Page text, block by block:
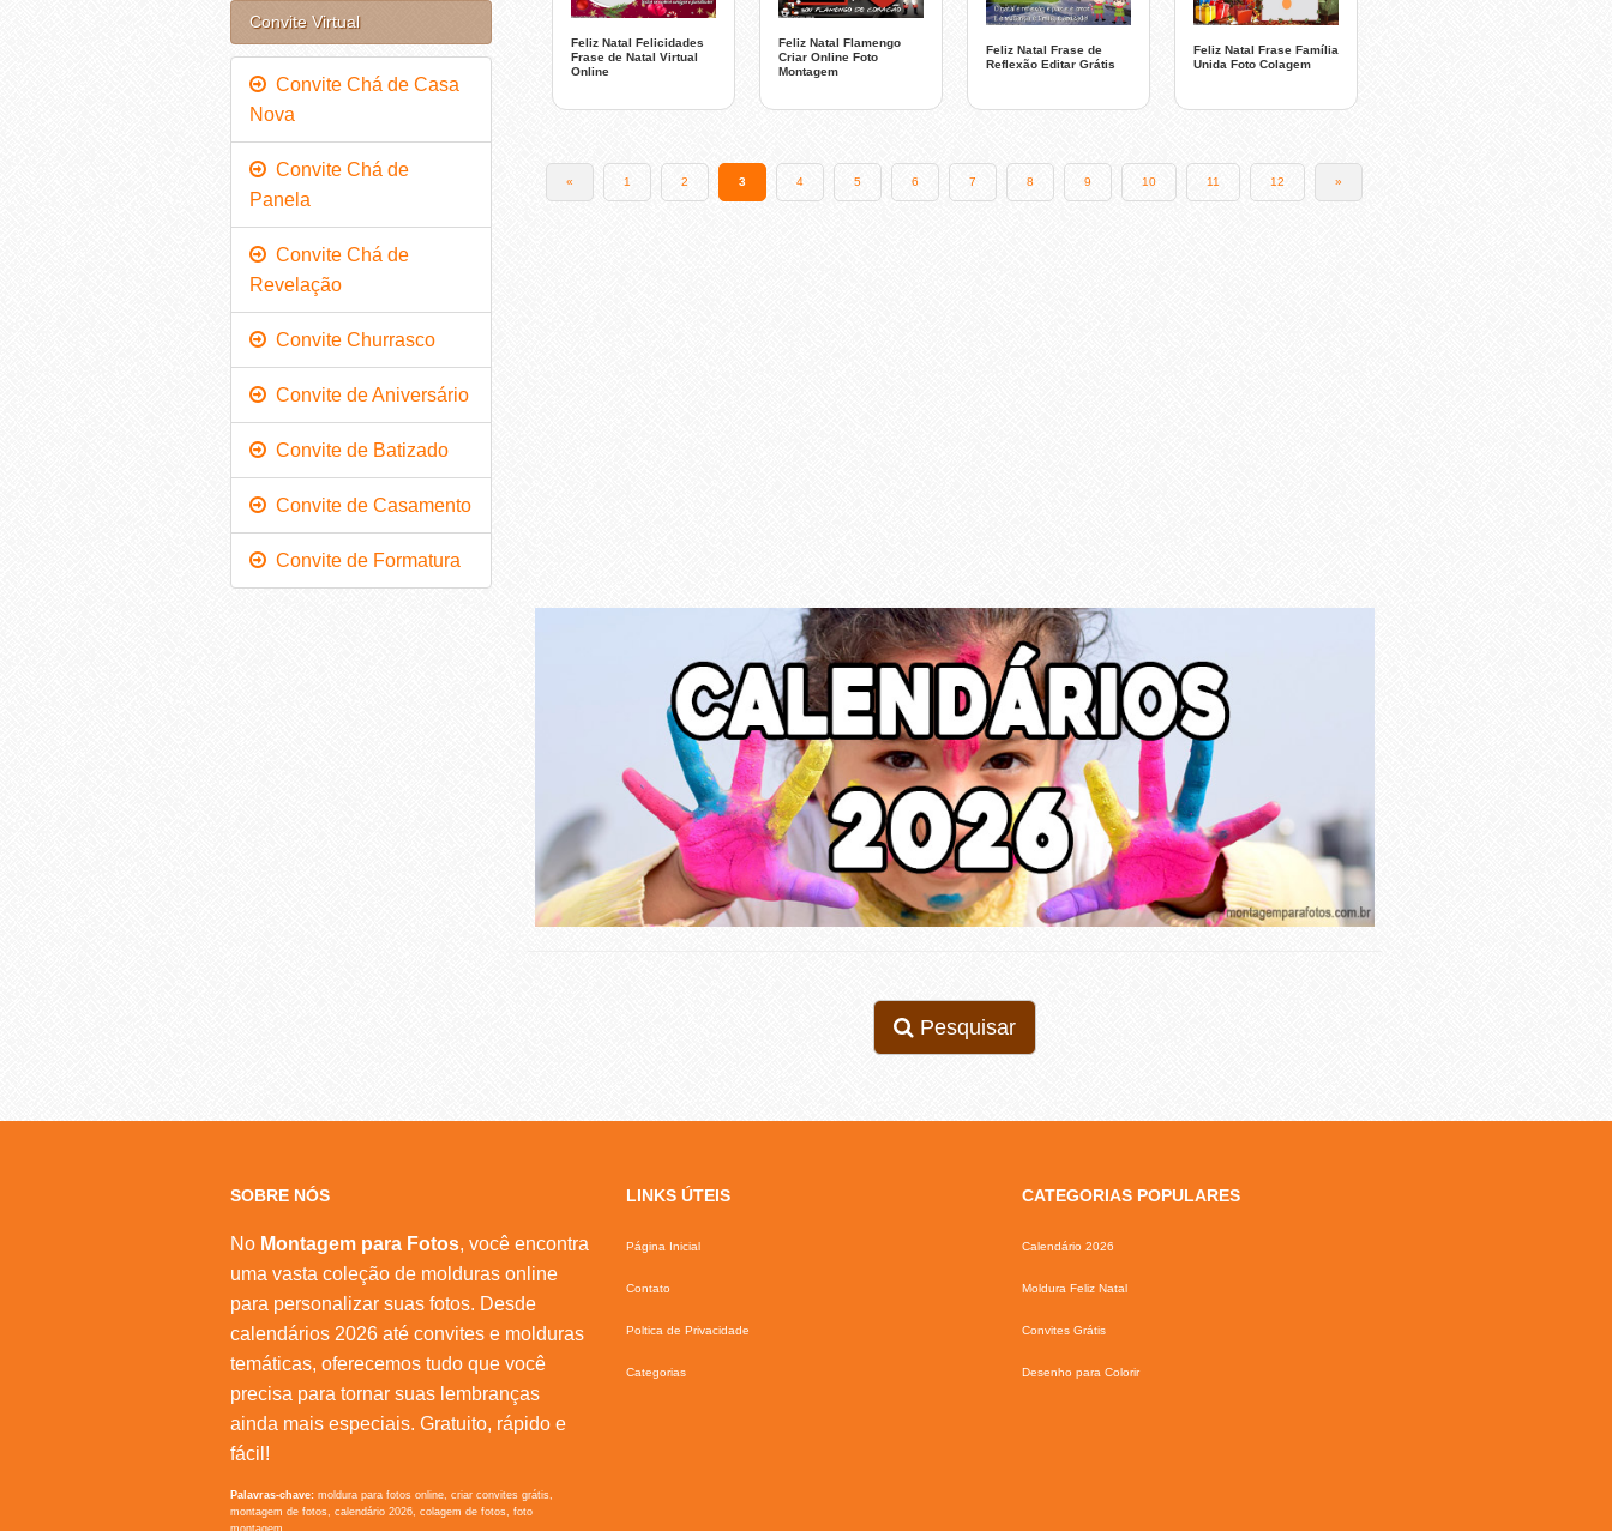
Feliz Natal Felicidades
Frase de Natal Virtual
Online
Feliz Natal Flamengo
Criar Online Foto
Montagem
Feliz Natal Frase de
Reflexão Editar Grátis
Feliz Natal Frase Família
Unida Foto Colagem
« 1 2 3 4 5 6 7 8 9 10 11 12 »
Pesquisar
Convite Virtual
Convite Chá de Casa
Nova
Convite Chá de
Panela
Convite Chá de
Revelação
Convite Churrasco
Convite de Aniversário
Convite de Batizado
Convite de Casamento
Convite de Formatura
SOBRE NÓS
No Montagem para Fotos, você encontra
uma vasta coleção de molduras online
para personalizar suas fotos. Desde
calendários 2026 até convites e molduras
temáticas, oferecemos tudo que você
precisa para tornar suas lembranças
ainda mais especiais. Gratuito, rápido e
fácil!
Palavras-chave: moldura para fotos online, criar convites grátis,
montagem de fotos, calendário 2026, colagem de fotos, foto
LINKS ÚTEIS
Página Inicial
Contato
Poltica de Privacidade
Categorias
CATEGORIAS POPULARES
Calendário 2026
Moldura Feliz Natal
Convites Grátis
Desenho para Colorir